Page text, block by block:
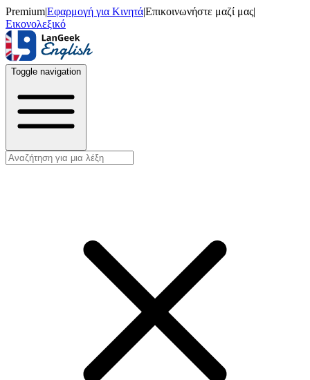
Premium|Εφαρμογή για Κινητά|Επικοινωνήστε μαζί μας|
Εικονολεξικό
Toggle navigation